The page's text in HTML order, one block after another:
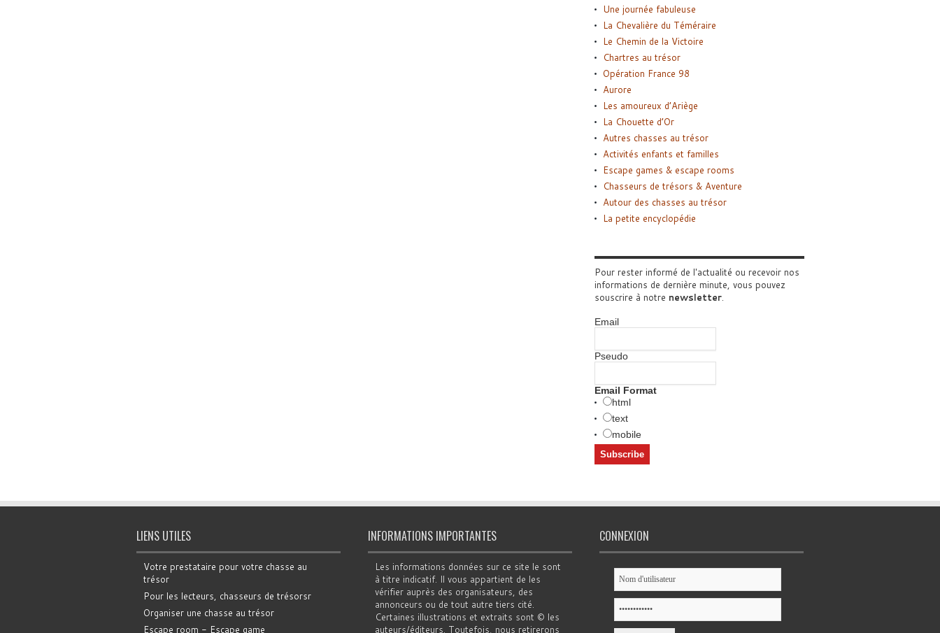
Une journée fabuleuse
La Chevalière du Téméraire
Le Chemin de la Victoire
Chartres au trésor
Opération France 98
Aurore
Les amoureux d’Ariège
La Chouette d’Or
Autres chasses au trésor
Activités enfants et familles
Escape games & escape rooms
Chasseurs de trésors & Aventure
Autour des chasses au trésor
La petite encyclopédie
Pour rester informé de l'actualité ou recevoir nos
informations de dernière minute, vous pouvez
souscrire à notre newsletter.
Email
Pseudo
Email Format
html
text
mobile
LIENS UTILES
Votre prestataire pour votre chasse au
trésor
Pour les lecteurs, chasseurs de trésorsr
Organiser une chasse au trésor
Escape room - Escape game
INFORMATIONS IMPORTANTES
Les informations données sur ce site le sont
à titre indicatif. Il vous appartient de les
vérifier auprès des organisateurs, des
annonceurs ou de tout autre tiers cité.
Certaines illustrations et extraits sont © les
auteurs/éditeurs. Toutefois, nous retirerons
CONNEXION